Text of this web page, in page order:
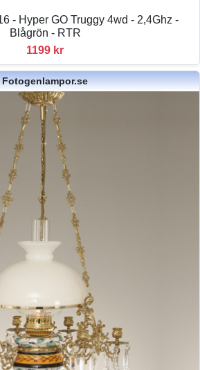
- Hyper GO Truggy 4wd - 2,4Ghz -
Blågrön - RTR
1199 kr
Fotogenlampor.se